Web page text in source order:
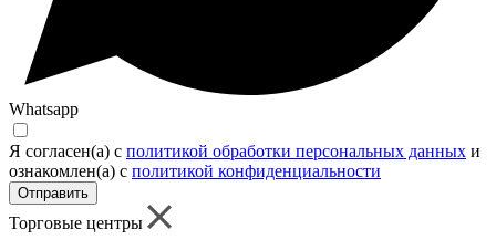
Whatsapp
Я согласен(а) c политикой обработки персональных данных и
ознакомлен(а) с политикой конфиденциальности
Отправить
Торговые центры